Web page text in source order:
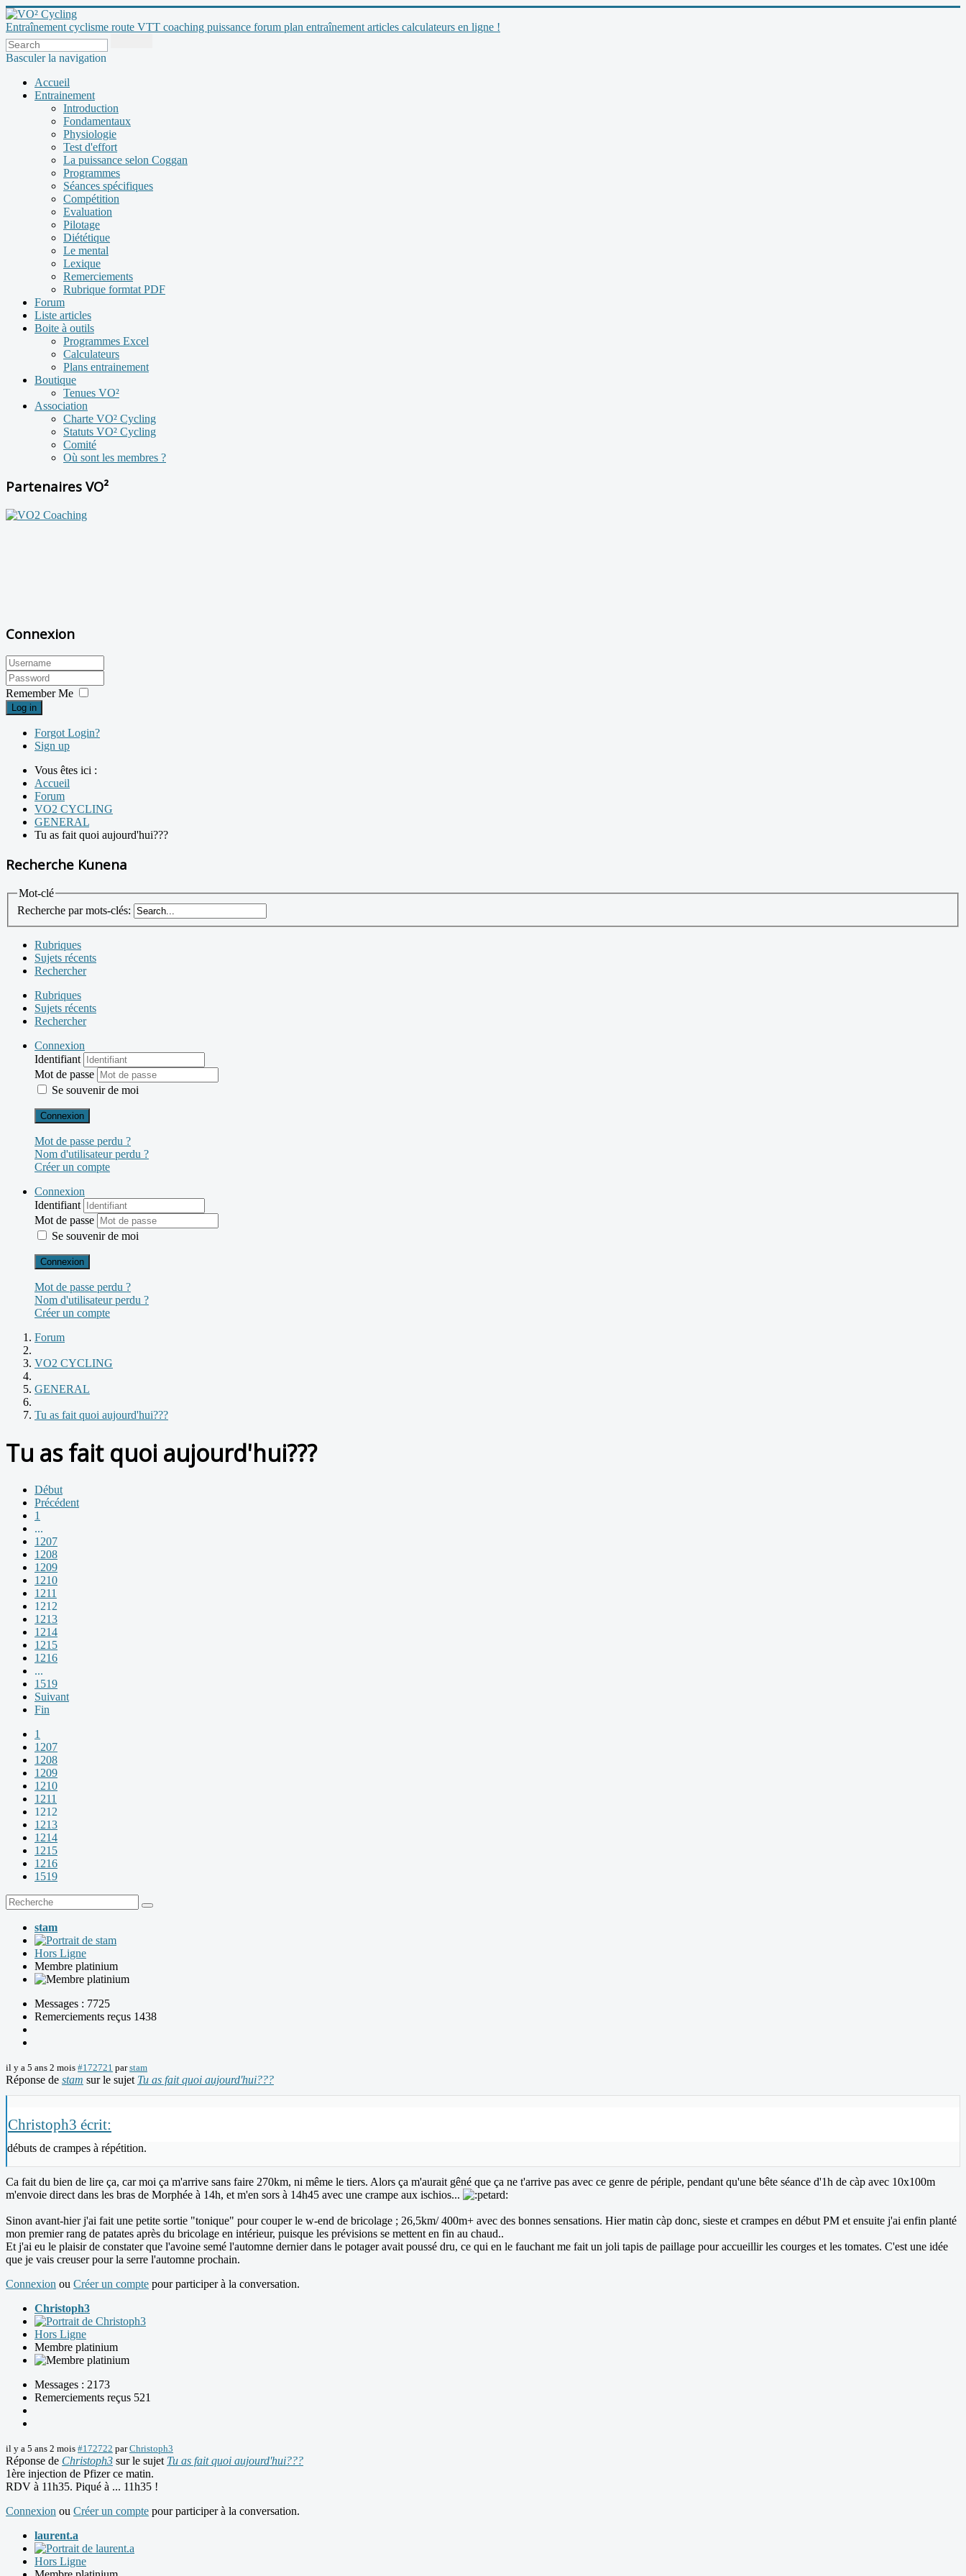
Entraînement cyclisme route VTT coaching puissance forum plan entraînement articles calculateurs en ligne !
Basculer la navigation
Accueil
Entrainement
Introduction
Fondamentaux
Physiologie
Test d'effort
La puissance selon Coggan
Programmes
Séances spécifiques
Compétition
Evaluation
Pilotage
Diététique
Le mental
Lexique
Remerciements
Rubrique formtat PDF
Forum
Liste articles
Boite à outils
Programmes Excel
Calculateurs
Plans entrainement
Boutique
Tenues VO²
Association
Charte VO² Cycling
Statuts VO² Cycling
Comité
Où sont les membres ?
Partenaires VO²
Connexion
Remember Me
Log in
Forgot Login?
Sign up
Vous êtes ici :
Accueil
Forum
VO2 CYCLING
GENERAL
Tu as fait quoi aujourd'hui???
Recherche Kunena
Mot-clé
Recherche par mots-clés:
Rubriques
Sujets récents
Rechercher
Rubriques
Sujets récents
Rechercher
Connexion
Identifiant
Mot de passe
Se souvenir de moi
Connexion
Mot de passe perdu ?
Nom d'utilisateur perdu ?
Créer un compte
Connexion
Identifiant
Mot de passe
Se souvenir de moi
Connexion
Mot de passe perdu ?
Nom d'utilisateur perdu ?
Créer un compte
Forum
VO2 CYCLING
GENERAL
Tu as fait quoi aujourd'hui???
Tu as fait quoi aujourd'hui???
Début
Précédent
1
...
1207
1208
1209
1210
1211
1212
1213
1214
1215
1216
...
1519
Suivant
Fin
1
1207
1208
1209
1210
1211
1212
1213
1214
1215
1216
1519
stam
Hors Ligne
Membre platinium
Messages : 7725
Remerciements reçus 1438
il y a 5 ans 2 mois #172721 parstam
Réponse de stam sur le sujet Tu as fait quoi aujourd'hui???
Christoph3 écrit:
débuts de crampes à répétition.
Ca fait du bien de lire ça, car moi ça m'arrive sans faire 270km, ni même le tiers. Alors ça m'aurait gêné que ça ne t'arrive pas avec ce genre de périple, pendant qu'une bête séance d'1h de càp avec 10x100m
m'envoie direct dans les bras de Morphée à 14h, et m'en sors à 14h45 avec une crampe aux ischios...
Sinon avant-hier j'ai fait une petite sortie "tonique" pour couper le w-end de bricolage ; 26,5km/ 400m+ avec des bonnes sensations. Hier matin càp donc, sieste et crampes en début PM et ensuite j'ai enfin planté
mon premier rang de patates après du bricolage en intérieur, puisque les prévisions se mettent en fin au chaud..
Et j'ai eu le plaisir de constater que l'avoine semé l'automne dernier dans le potager avait poussé dru, ce qui en le fauchant me fait un joli tapis de paillage pour accueillir les courges et les tomates. C'est une idée
que je vais creuser pour la serre l'automne prochain.
Connexion ou Créer un compte pour participer à la conversation.
Christoph3
Hors Ligne
Membre platinium
Messages : 2173
Remerciements reçus 521
il y a 5 ans 2 mois #172722 parChristoph3
Réponse de Christoph3 sur le sujet Tu as fait quoi aujourd'hui???
1ère injection de Pfizer ce matin.
RDV à 11h35. Piqué à ... 11h35 !
Connexion ou Créer un compte pour participer à la conversation.
laurent.a
Hors Ligne